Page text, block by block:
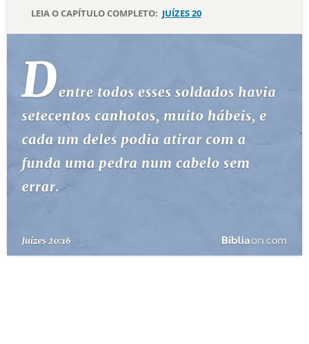
DEVOCIONAL DIÁRIO
ESTUDOS BÍBLICOS
ESBOÇOS DE PREGAÇÃO
TEMAS
PERGUNTE À BÍBLIA
QUEM SOMOS
LEIA O CAPÍTULO COMPLETO: JUÍZES 20